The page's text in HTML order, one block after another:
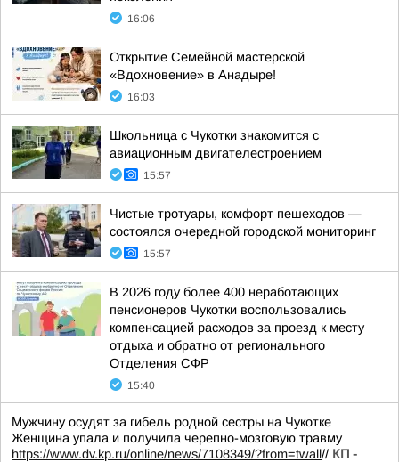
16:06
Открытие Семейной мастерской
«Вдохновение» в Анадыре!
16:03
Школьница с Чукотки знакомится с
авиационным двигателестроением
15:57
Чистые тротуары, комфорт пешеходов —
состоялся очередной городской мониторинг
15:57
В 2026 году более 400 неработающих
пенсионеров Чукотки воспользовались
компенсацией расходов за проезд к месту
отдыха и обратно от регионального
Отделения СФР
15:40
Мужчину осудят за гибель родной сестры на Чукотке
Женщина упала и получила черепно-мозговую травму
https://www.dv.kp.ru/online/news/7108349/?from=twall// КП -